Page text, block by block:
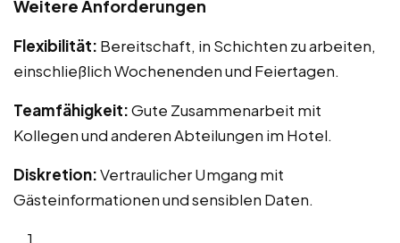
Weitere Anforderungen
Flexibilität: Bereitschaft, in Schichten zu arbeiten,
einschließlich Wochenenden und Feiertagen.
Teamfähigkeit:Gute Zusammenarbeit mit
Kollegen und anderen Abteilungen im Hotel.
Diskretion:Vertraulicher Umgang mit
Gästeinformationen und sensiblen Daten.